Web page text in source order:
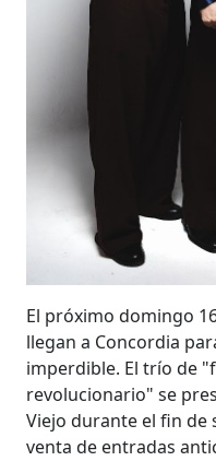
El próximo domingo
llegan a Concordia
imperdible. El trío de
revolucionario" se
Viejo durante el fin de
venta de entradas